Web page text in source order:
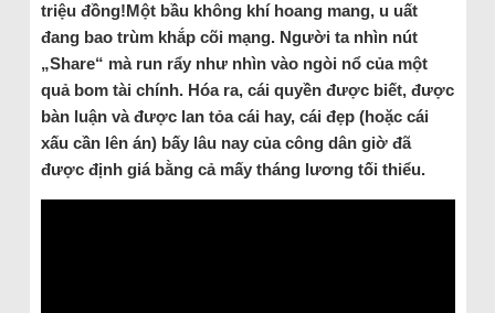
triệu đồng!Một bầu không khí hoang mang, u uất
đang bao trùm khắp cõi mạng. Người ta nhìn nút
„Share“ mà run rẩy như nhìn vào ngòi nổ của một
quả bom tài chính. Hóa ra, cái quyền được biết, được
bàn luận và được lan tỏa cái hay, cái đẹp (hoặc cái
xấu cần lên án) bấy lâu nay của công dân giờ đã
được định giá bằng cả mấy tháng lương tối thiểu.